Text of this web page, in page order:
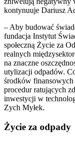
kontynuuje Dariusz
– Aby budować
fundacja Instytut
społeczną Życie za
realnych
na znaczne
utylizacji odpadów.
środków finansowych
procedur ratujących
inwestycji w
Zych Myłek.
Życie za odpady